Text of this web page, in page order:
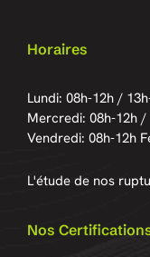
Horaires
Lundi: 08h-12h /
Mercredi: 08h-12h /
Vendredi: 08h-12h
L'étude de nos
Nos